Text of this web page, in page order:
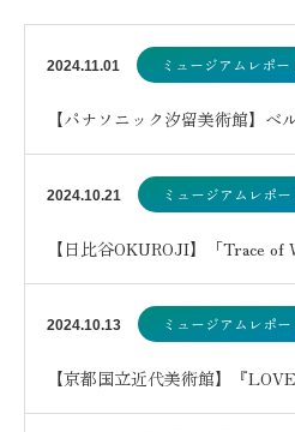
2024.11.01 ミュージアムレポー
【パナソニック汐留美術館】
パリに集った芸術家たちワイズ
2024.10.21 ミュージアムレポー
【日比谷OKUROJI】「Trace of
2024.10.13 ミュージアムレポー
【京都国立近代美術館】『